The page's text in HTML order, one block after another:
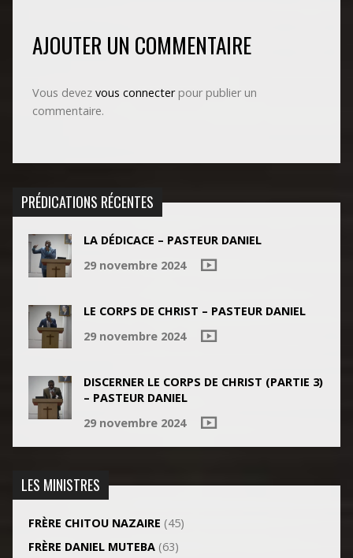
AJOUTER UN COMMENTAIRE
Vous devez vous connecterpour publier un
commentaire.
PRÉDICATIONS RÉCENTES
LA DÉDICACE – PASTEUR DANIEL
29 novembre 2024
LE CORPS DE CHRIST – PASTEUR DANIEL
29 novembre 2024
DISCERNER LE CORPS DE CHRIST (PARTIE 3)
– PASTEUR DANIEL
29 novembre 2024
LES MINISTRES
FRÈRE CHITOU NAZAIRE (45)
FRÈRE DANIEL MUTEBA(63)